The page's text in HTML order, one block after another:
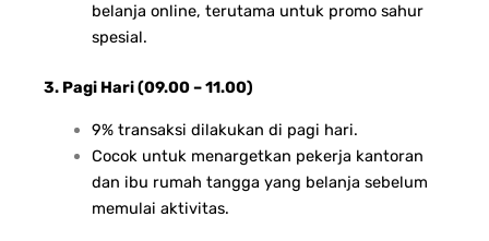
belanja online, terutama untuk promo sahur
spesial.
3. Pagi Hari (09.00 – 11.00)
9% transaksi dilakukan di pagi hari.
Cocok untuk menargetkan pekerja kantoran
dan ibu rumah tangga yang belanja sebelum
memulai aktivitas.